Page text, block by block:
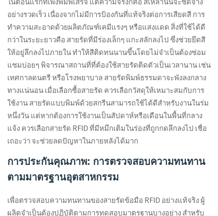
อย่างรวดเร็ว เนื่องจากไม่มีการป้องกันที่แท้จริงต่อการเสียดสี การ
ทำความสะอาดด้วยผลิตภัณฑ์เคมีแรงๆ หรือแสงแดด สิ่งที่ใช้ได้ดี
กว่าในระยะยาวคือ สายรัดที่มีร่องเล็กๆ แกะสลักลงไป ซึ่งช่วยยึดสี
ให้อยู่ลึกลงไปภายใน ทำให้สีติดทนนานขึ้นโดยไม่จำเป็นต้องซ่อม
แซมบ่อยๆ พิจารณาสถานที่ที่ต้องใช้สายรัดติดตัวเป็นเวลานาน เช่น
เทศกาลดนตรี หรือโรงพยาบาล สายรัดพิมพ์ธรรมดาจะพังลงกลาง
ทางแน่นอน เมื่อเลือกซื้อสายรัด ควรเลือกวัสดุให้เหมาะสมกับการ
ใช้งาน สายรัดแบบพิมพ์ด้วยสกรีนสามารถใช้ได้ดีสำหรับงานในร่ม
หนึ่งวัน แต่หากต้องการใช้งานเป็นสัปดาห์หรือเดือนในพื้นที่กลาง
แจ้ง ควรเลือกสายรัด RFID ที่มีหมึกเติมในร่องที่ถูกกดลึกลงไป เชื่อ
เถอะว่า จะช่วยลดปัญหาในภายหลังได้มาก
การประกันคุณภาพ: การตรวจสอบความทนทาน
ตามมาตรฐานอุตสาหกรรม
เพื่อตรวจสอบความทนทานของสายรัดข้อมือ RFID อย่างแท้จริง ผู้
ผลิตจำเป็นต้องปฏิบัติตามการทดสอบมาตรฐานบางอย่าง สำหรับ